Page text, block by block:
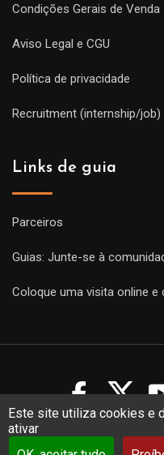
Este site utiliza cookies e
ativar
Condições Gerais de Venda
Aviso Legal e CGU
Política de privacidade
Recruitment (internship/job)
Links de guia
Parceiros
Guias: Junte-se à
Coloque uma visita online e
Copyright Guides 2021.
web sur